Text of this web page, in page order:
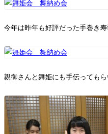
今年は昨年も好評だった手巻き寿
親御さんと舞姫にも手伝ってもら